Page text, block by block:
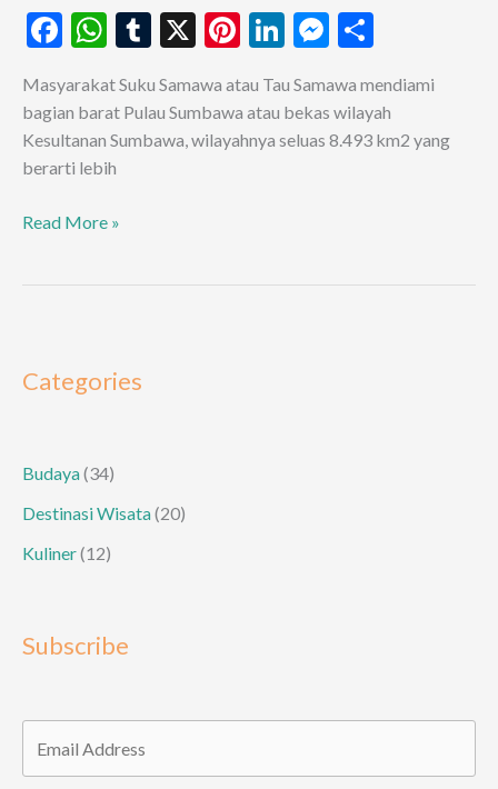
F
e
b
o
o
k
W
at
s
A
p
T
m
bl
X
Pi
er
es
Li
ke
dI
M
se
n
ar
e
Masyarakat Suku Samawa atau Tau Samawa mendiami
bagian barat Pulau Sumbawa atau bekas wilayah
Kesultanan Sumbawa, wilayahnya seluas 8.493 km2 yang
berarti lebih
Asal
Sumbawa,
Read More »
Categories
Budaya(34)
Destinasi Wisata(20)
Kuliner(12)
Subscribe